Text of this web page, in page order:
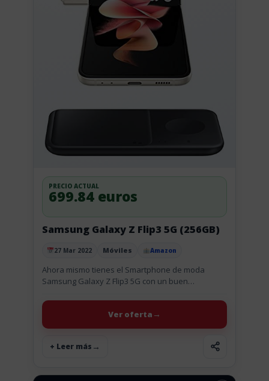
Publicado el
27 Mar 2022 Móviles Amazon
Samsung Galaxy Z Flip3 5G (256GB)
PRECIO ACTUAL
699.84 euros
Ahora mismo tienes el Smartphone de moda
Samsung Galaxy Z Flip3 5G con un buen
aplicamos el...
+ Leer más
Ver oferta